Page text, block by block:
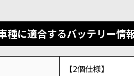
種に適合するバッテリー情
【2個仕様】